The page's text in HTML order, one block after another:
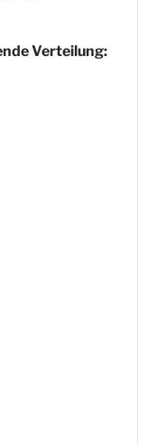
Verteilung: